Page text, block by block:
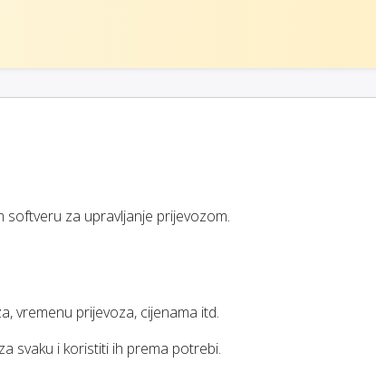
softveru za upravljanje prijevozom.
vremenu prijevoza, cijenama itd.
svaku i koristiti ih prema potrebi.